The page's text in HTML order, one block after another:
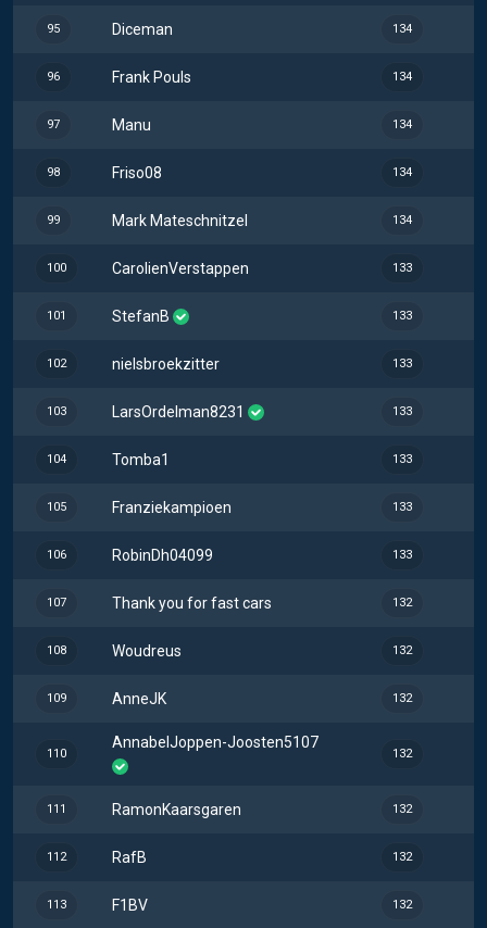
95 Diceman 134
96 Frank Pouls 134
97 Manu 134
98 Friso08 134
99 Mark Mateschnitzel 134
100 CarolienVerstappen 133
101 StefanB 133
102 nielsbroekzitter 133
103 LarsOrdelman8231 133
104 Tomba1 133
105 Franziekampioen 133
106 RobinDh04099 133
107 Thank you for fast cars 132
108 Woudreus 132
109 AnneJK 132
110
AnnabelJoppen-Joosten5107
132
111 RamonKaarsgaren 132
112 RafB 132
113 F1BV 132